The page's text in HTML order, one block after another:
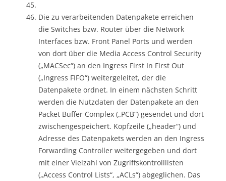
Die zu verarbeitenden Datenpakete erreichen
die Switches bzw. Router über die Network
Interfaces bzw. Front Panel Ports und werden
von dort über die Media Access Control Security
(„MACSec“) an den Ingress First In First Out
(„Ingress FIFO“) weitergeleitet, der die
Datenpakete ordnet. In einem nächsten Schritt
werden die Nutzdaten der Datenpakete an den
Packet Buffer Complex („PCB“) gesendet und dort
zwischengespeichert. Kopfzeile („header“) und
Adresse des Datenpakets werden an den Ingress
Forwarding Controller weitergegeben und dort
mit einer Vielzahl von Zugriffskontrolllisten
(„Access Control Lists“, „ACLs“) abgeglichen. Das